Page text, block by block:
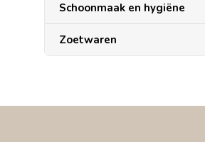
Schoonmaak en hygiëne
Zoetwaren